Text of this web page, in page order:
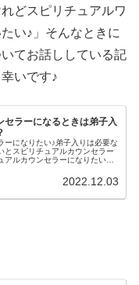
どスピリチュアルワ
い♪」そんなときに
てお話ししている記
いです♪
セラーになるときは弟子入
ーになりたい♪弟子入りは必要な
とスピリチュアルカウンセラー
ルカウンセラーになりたいと
2022.12.03